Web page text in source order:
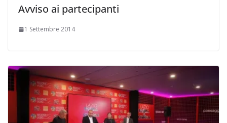
Avviso ai partecipanti
1 Settembre 2014